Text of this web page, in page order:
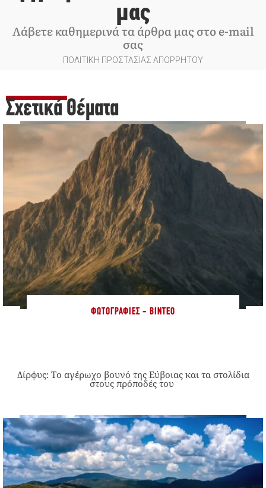
μας
Λάβετε καθημερινά τα άρθρα μας στο e-mail
σας
ΠΟΛΙΤΙΚΗ ΠΡΟΣΤΑΣΙΑΣ ΑΠΟΡΡΗΤΟΥ
Σχετικά Θέματα
ΦΩΤΟΓΡΑΦΊΕΣ - ΒΊΝΤΕΟ
Δίρφυς: Το αγέρωχο βουνό της Εύβοιας και τα στολίδια
στους πρόποδές του